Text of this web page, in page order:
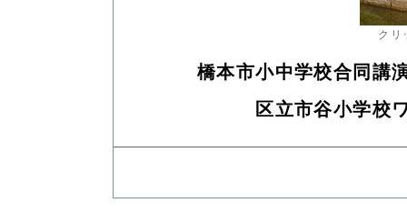
クリ
橋本市小中学校合同講
区立市谷小学校